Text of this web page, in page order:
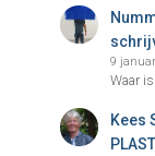
9
Waar
Kees